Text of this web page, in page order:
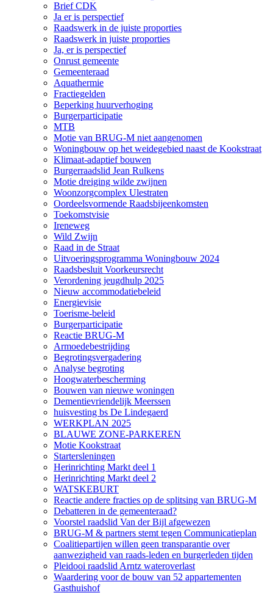
Brief CDK
Ja er is perspectief
Raadswerk in de juiste proporties
Raadswerk in juiste proporties
Ja, er is perspectief
Onrust gemeente
Gemeenteraad
Aquathermie
Fractiegelden
Beperking huurverhoging
Burgerparticipatie
MTB
Motie van BRUG-M niet aangenomen
Woningbouw op het weidegebied naast de Kookstraat
Klimaat-adaptief bouwen
Burgerraadslid Jean Rulkens
Motie dreiging wilde zwijnen
Woonzorgcomplex Ulestraten
Oordeelsvormende Raadsbijeenkomsten
Toekomstvisie
Ireneweg
Wild Zwijn
Raad in de Straat
Uitvoeringsprogramma Woningbouw 2024
Raadsbesluit Voorkeursrecht
Verordening jeugdhulp 2025
Nieuw accommodatiebeleid
Energievisie
Toerisme-beleid
Burgerparticipatie
Reactie BRUG-M
Armoedebestrijding
Begrotingsvergadering
Analyse begroting
Hoogwaterbescherming
Bouwen van nieuwe woningen
Dementievriendelijk Meerssen
huisvesting bs De Lindegaerd
WERKPLAN 2025
BLAUWE ZONE-PARKEREN
Motie Kookstraat
Startersleningen
Herinrichting Markt deel 1
Herinrichting Markt deel 2
WATSKEBURT
Reactie andere fracties op de splitsing van BRUG-M
Debatteren in de gemeenteraad?
Voorstel raadslid Van der Bijl afgewezen
BRUG-M & partners stemt tegen Communicatieplan
Coalitiepartijen willen geen transparantie over
aanwezigheid van raads-leden en burgerleden tijden
Pleidooi raadslid Arntz wateroverlast
Waardering voor de bouw van 52 appartementen
Gasthuishof